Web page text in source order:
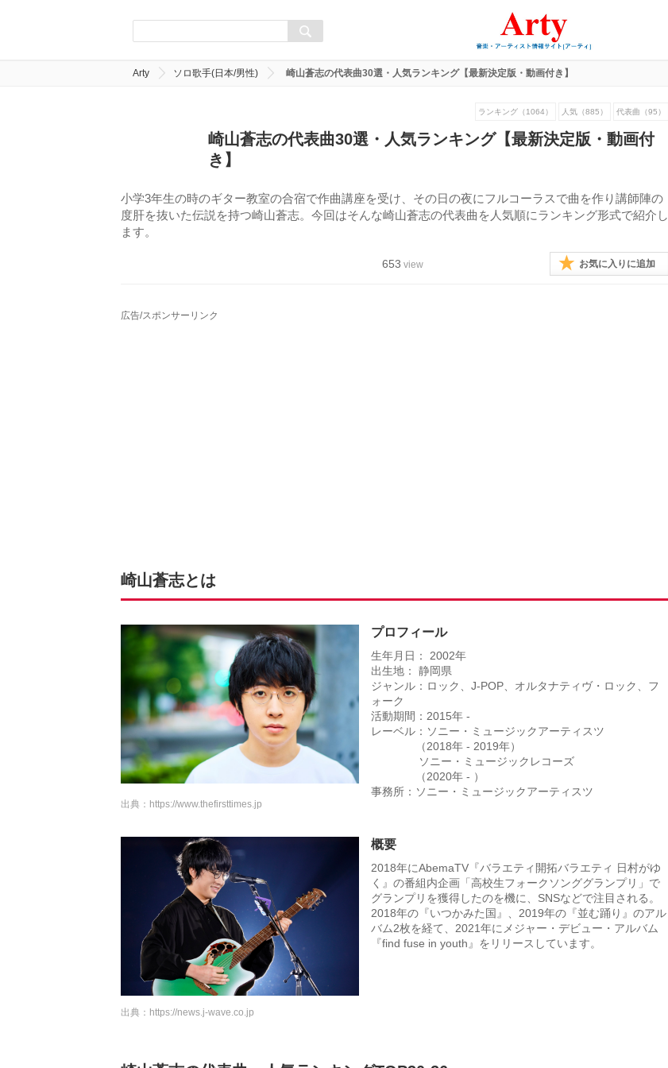
Arty ソロ歌手(日本/男性) 崎山蒼志の代表曲30選・人気ランキング【最新決定版・動画付き】
ランキング（1064） 人気（885） 代表曲（95）
崎山蒼志の代表曲30選・人気ランキング【最新決定版・動画付
き】
小学3年生の時のギター教室の合宿で作曲講座を受け、その日の夜にフルコーラスで曲を作り講師陣の
度肝を抜いた伝説を持つ崎山蒼志。今回はそんな崎山蒼志の代表曲を人気順にランキング形式で紹介し
ます。
653 view お気に入りに追加
広告/スポンサーリンク
崎山蒼志とは
プロフィール
生年月日： 2002年
出生地： 静岡県
ジャンル：ロック、J-POP、オルタナティヴ・ロック、フ
ォーク
活動期間：2015年 -
レーベル：ソニー・ミュージックアーティスツ
（2018年 - 2019年）
ソニー・ミュージックレコーズ
（2020年 - ）
事務所：ソニー・ミュージックアーティスツ
出典： https://www.thefirsttimes.jp
概要
2018年にAbemaTV『バラエティ開拓バラエティ 日村がゆ
く』の番組内企画「高校生フォークソンググランプリ」で
グランプリを獲得したのを機に、SNSなどで注目される。
2018年の『いつかみた国』、2019年の『並む踊り』のアル
バム2枚を経て、2021年にメジャー・デビュー・アルバム
『find fuse in youth』をリリースしています。
出典： https://news.j-wave.co.jp